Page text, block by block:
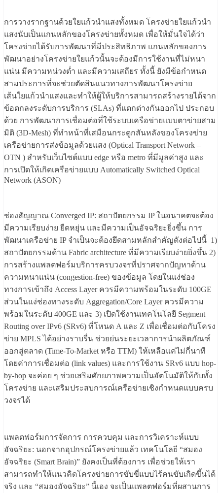
การวางรากฐานด้วยใยแก้วนำแสงทั้งหมด โครงข่ายใยแก้วนำ
แสงนับเป็นแกนหลักของโครงข่ายทั้งหมด เพื่อให้มั่นใจได้ว่า
โครงข่ายได้รับการพัฒนาที่มีประสิทธิภาพ แกนหลักของการ
พัฒนาอย่างโครงข่ายใยแก้วนั้นจะต้องมีการใช้งานที่ไม่หนา
แน่น มีความหน่วงต่ำ และมีความเสถียร ทั้งนี้ ยังมีข้อกำหนด
สามประการที่จะช่วยตัดสินแนวทางการพัฒนาโครงข่าย
เส้นใยแก้วนำแสงและทำให้ผู้ให้บริการสามารถสร้างรายได้จาก
ข้อตกลงระดับการบริการ (SLAs) ที่แตกต่างกันออกไป ประกอบ
ด้วย การพัฒนาการเชื่อมต่อที่ใช้ระบบเครือข่ายแบบตาข่ายสาม
มิติ (3D-Mesh) ที่ทำหน้าที่เสมือนกระดูกสันหลังของโครงข่าย
เครือข่ายการส่งข้อมูลด้วยแสง (Optical Transport Network –
OTN ) สำหรับเว็บไซต์แบบ edge หรือ metro ที่มีมูลค่าสูง และ
การเปิดให้เกิดเครือข่ายแบบ Automatically Switched Optical
Network (ASON)
ช่องสัญญาณ Converged IP: สถาปัตยกรรม IP ในอนาคตจะต้อง
มีความเรียบง่าย ยืดหยุ่น และมีความเป็นอัจฉริยะยิ่งขึ้น การ
พัฒนาเครือข่าย IP จำเป็นจะต้องยึดสามหลักสำคัญดังต่อไปนี้ 1)
สถาปัตยกรรมด้าน Fabric architecture ที่มีความเรียบง่ายยิ่งขึ้น 2)
การสร้างแพลตฟอร์มบริการครบวงจรที่ปราศจากปัญหาด้าน
ความหนาแน่น (congestion-free) ของข้อมูล โดยในแง่ช่อง
ทางการเข้าถึง Access Layer ควรมีความพร้อมในระดับ 100GE
ส่วนในแง่ช่องทางระดับ Aggregation/Core Layer ควรมีความ
พร้อมในระดับ 400GE และ 3) เปิดใช้งานเทคโนโลยี Segment
Routing over IPv6 (SRv6) ที่โหนด A และ Z เพื่อเชื่อมต่อกับโครง
ข่าย MPLS ได้อย่างราบรื่น ช่วยย่นระยะเวลาการนำผลิตภัณฑ์
ออกสู่ตลาด (Time-To-Market หรือ TTM) ให้เหลือแค่ไม่กี่นาที
โดยค่าการเชื่อมต่อ (link values) และการใช้งาน SRv6 แบบ hop-
by-hop จะค่อย ๆ ช่วยเสริมศักยภาพความเป็นอัตโนมัติให้กับทั้ง
โครงข่าย และเสริมประสบการณ์เครือข่ายเชิงกำหนดแบบครบ
วงจรได้
แพลตฟอร์มการจัดการ การควบคุม และการวิเคราะห์แบบ
อัจฉริยะ: นอกจากอุปกรณ์โครงข่ายแล้ว เทคโนโลยี “สมอง
อัจฉริยะ (Smart Brain)” ยังคงเป็นที่ต้องการ เพื่อช่วยให้เรา
สามารถทำให้แนวคิดโครงข่ายการขับขี่แบบไร้คนขับเกิดขึ้นได้
จริง และ “สมองอัจฉริยะ” นี้เอง จะเป็นแพลตฟอร์มที่ผสานการ